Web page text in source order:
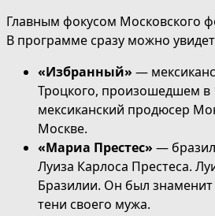
Главным фокусом Московского
В программе сразу можно
«Избранный» —
Троцкого, произошедшем в
мексиканский продюсер
Москве.
«Мариа Престес» —
Луиза Карлоса Престеса.
Бразилии. Он был
тени своего мужа.